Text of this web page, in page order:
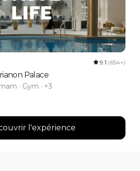
9.1 (654+)
Palace
· Gym · +3
l'expérience